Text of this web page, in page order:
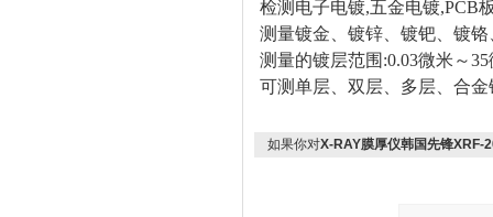
检测电子电镀,五金电镀,PCB
测量镀金 、镀锌、 镀钯 、镀
测量的镀层范围:0.03微米～
可测单层、双层、多层、合
如果你对X-RAY膜厚仪韩国先锋XRF-